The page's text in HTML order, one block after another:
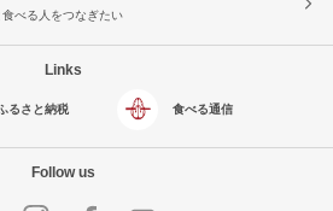
べる人をつなぎたい
Links
るさと納税 食べる通信
Follow us